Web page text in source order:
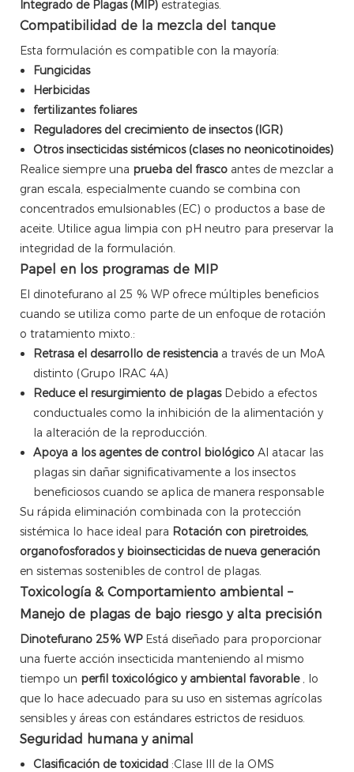
Integrado de Plagas (MIP) estrategias.
Compatibilidad de la mezcla del tanque
Esta formulación es compatible con la mayoría:
Fungicidas
Herbicidas
fertilizantes foliares
Reguladores del crecimiento de insectos (IGR)
Otros insecticidas sistémicos (clases no neonicotinoides)
Realice siempre una prueba del frasco antes de mezclar a
gran escala, especialmente cuando se combina con
concentrados emulsionables (EC) o productos a base de
aceite. Utilice agua limpia con pH neutro para preservar la
integridad de la formulación.
Papel en los programas de MIP
El dinotefurano al 25 % WP ofrece múltiples beneficios
cuando se utiliza como parte de un enfoque de rotación
o tratamiento mixto.:
Retrasa el desarrollo de resistencia a través de un MoA
distinto (Grupo IRAC 4A)
Reduce el resurgimiento de plagas Debido a efectos
conductuales como la inhibición de la alimentación y
la alteración de la reproducción.
Apoya a los agentes de control biológico Al atacar las
plagas sin dañar significativamente a los insectos
beneficiosos cuando se aplica de manera responsable
Su rápida eliminación combinada con la protección
sistémica lo hace ideal para Rotación con piretroides,
organofosforados y bioinsecticidas de nueva generación
en sistemas sostenibles de control de plagas.
Toxicología & Comportamiento ambiental –
Manejo de plagas de bajo riesgo y alta precisión
Dinotefurano 25% WP Está diseñado para proporcionar
una fuerte acción insecticida manteniendo al mismo
tiempo un perfil toxicológico y ambiental favorable
, lo
que lo hace adecuado para su uso en sistemas agrícolas
sensibles y áreas con estándares estrictos de residuos.
Seguridad humana y animal
Clasificación de toxicidad :Clase III de la OMS